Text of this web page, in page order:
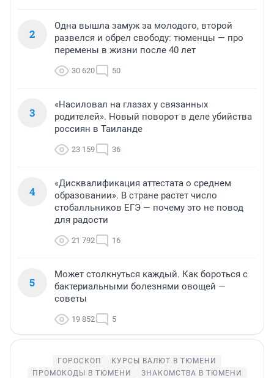
2
Одна вышла замуж за молодого, второй
развелся и обрел свободу: тюменцы — про
перемены в жизни после 40 лет
30 620 50
3
«Насиловал на глазах у связанных
родителей». Новый поворот в деле убийства
россиян в Таиланде
23 159 36
4
«Дисквалификация аттестата о среднем
образовании». В стране растет число
стобалльников ЕГЭ — почему это не повод
для радости
21 792 16
5
Может столкнуться каждый. Как бороться с
бактериальными болезнями овощей —
советы
19 852 5
ГОРОСКОП
КУРСЫ ВАЛЮТ В ТЮМЕНИ
ПРОМОКОДЫ В ТЮМЕНИ
ЗНАКОМСТВА В ТЮМЕНИ